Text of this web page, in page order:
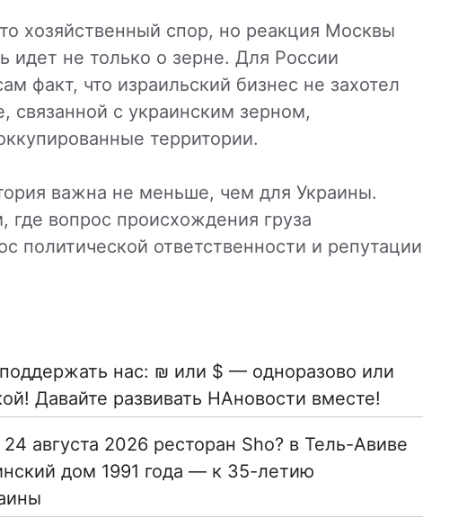
хозяйственный спор, но реакция Москвы
идет не только о зерне. Для России
факт, что израильский бизнес не захотел
связанной с украинским зерном,
территории.
важна не меньше, чем для Украины.
где вопрос происхождения груза
политической ответственности и репутации
нас: ₪ или $ — одноразово или
Давайте развивать НАновости вместе!
августа 2026 ресторан Sho? в Тель-Авиве
дом 1991 года — к 35-летию